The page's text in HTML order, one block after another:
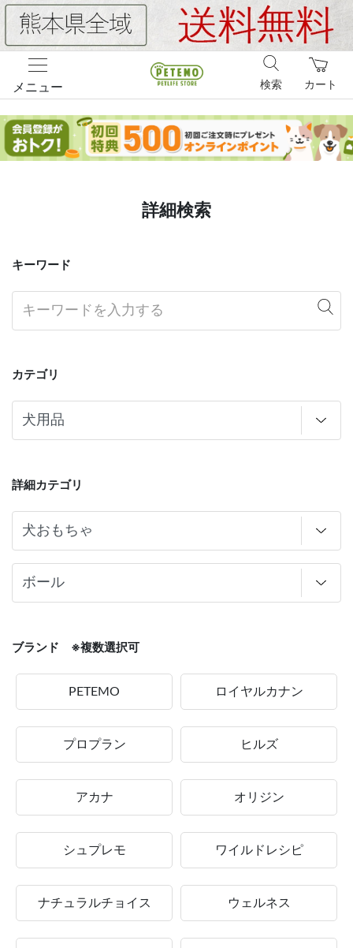
メニュー カート
検索
詳細検索
キーワード
カテゴリ
詳細カテゴリ
ブランド ※複数選択可
PETEMO ロイヤルカナン
プロプラン ヒルズ
アカナ オリジン
シュプレモ ワイルドレシピ
ナチュラルチョイス ウェルネス